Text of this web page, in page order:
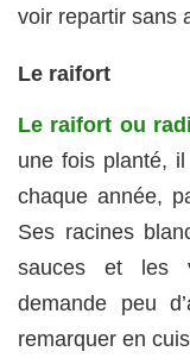
voir repartir sans
Le raifort
Le raifort ou
une fois planté, il
chaque année,
Ses racines
sauces et les
demande peu
remarquer en